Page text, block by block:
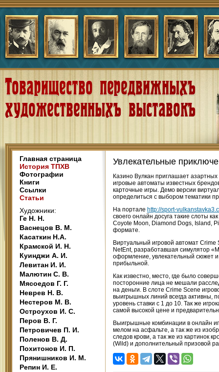
Главная страница
История ТПХВ
Фотографии
Книги
Ссылки
Статьи
Художники:
Ге Н. Н.
Васнецов В. М.
Касаткин Н.А.
Крамской И. Н.
Куинджи А. И.
Левитан И. И.
Малютин С. В.
Мясоедов Г. Г.
Неврев Н. В.
Нестеров М. В.
Остроухов И. С.
Перов В. Г.
Петровичев П. И.
Поленов В. Д.
Похитонов И. П.
Прянишников И. М.
Репин И. Е.
Увлекательные
Казино Вулкан приглашает
игровые автоматы известных
карточные игры. Демо версии
определиться с выбором тематики
На портале http://sport-
своего онлайн досуга такие слоты
Coyote Moon, Diamond Dogs, Island,
формате.
Виртуальный игровой автомат
NetEnt, разработавшая симулятор
оформление, увлекательный сюжет и
прибыльной.
Как известно, место, где было
посторонние лица не мешали
на деньги. В слоте Crime Scene
выигрышных линий всегда активны,
уровень ставки с 1 до 10. Так же
самой высокой цене и
Выигрышные комбинации в онлайн
мелом на асфальте, а так же из
следов крови, а так же из картинок
(Wild) и дополнительный призовой